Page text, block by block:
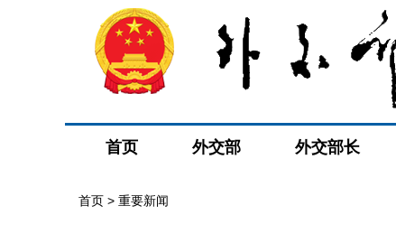
首页 外交部 外交部长
首页 > 重要新闻